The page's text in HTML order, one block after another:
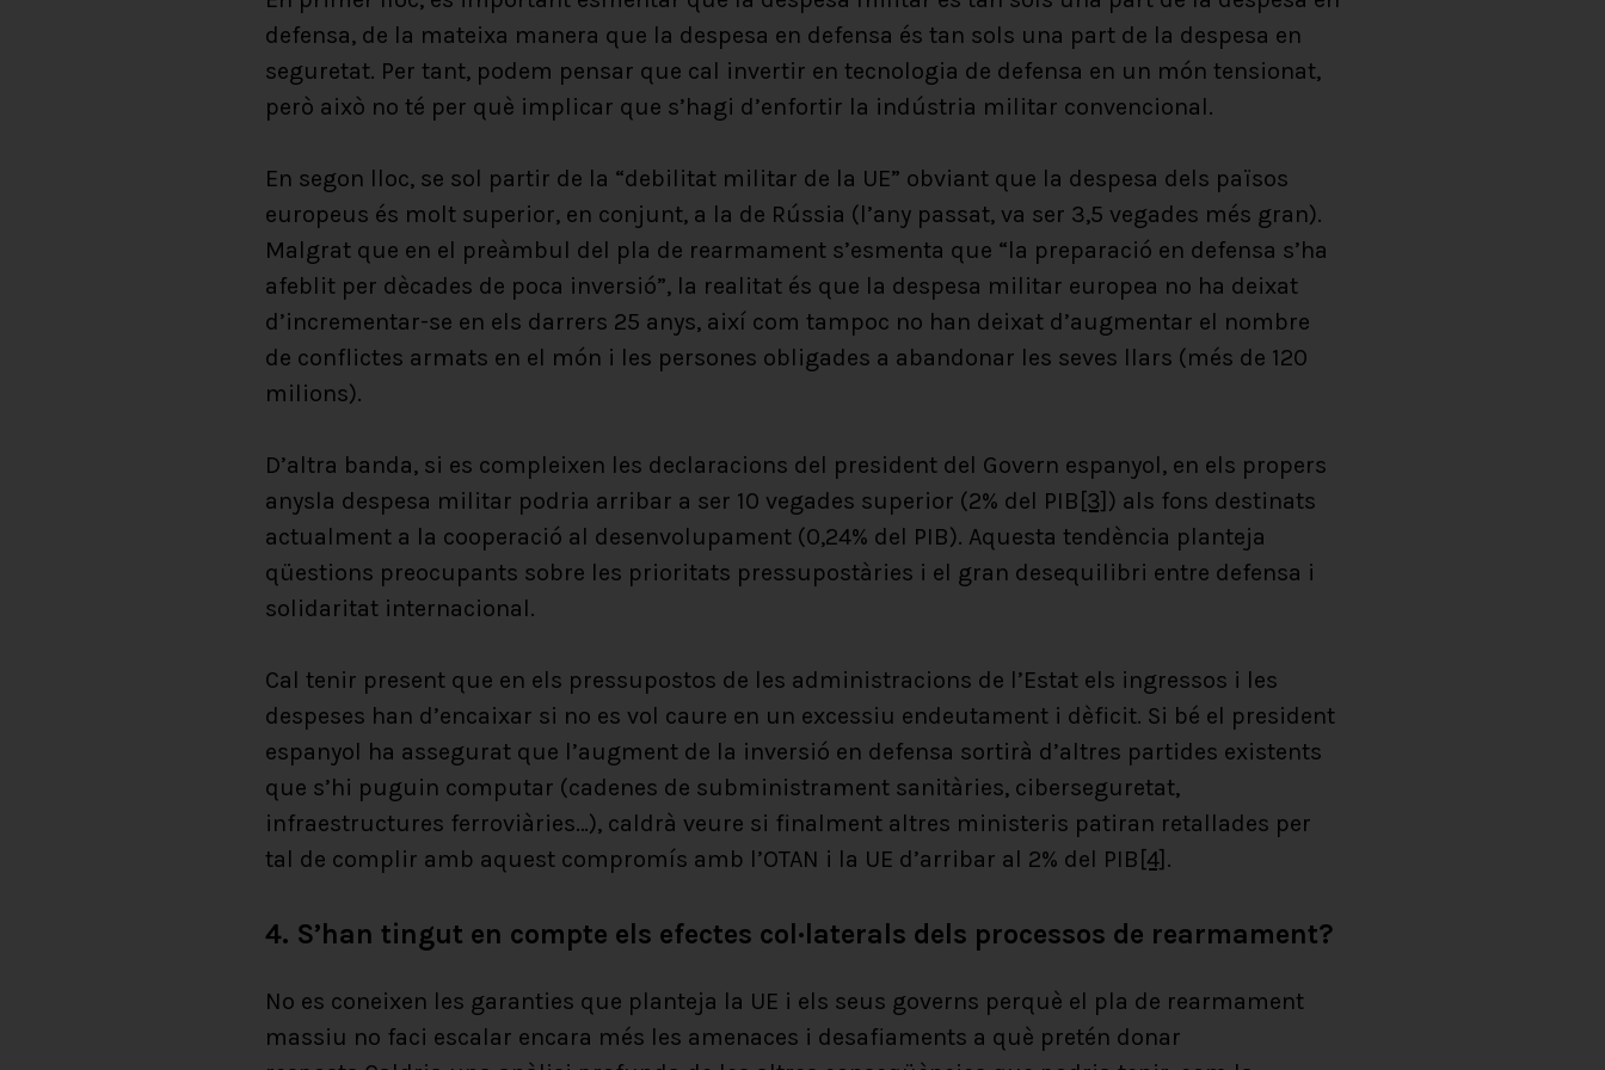
defensa, de la mateixa manera que la despesa en defensa és tan sols una part de la despesa en
seguretat. Per tant, podem pensar que cal invertir en tecnologia de defensa en un món tensionat,
però això no té per què implicar que s’hagi d’enfortir la indústria militar convencional.
En segon lloc, se sol partir de la “debilitat militar de la UE” obviant que la despesa dels països
europeus és molt superior, en conjunt, a la de Rússia (l’any passat, va ser 3,5 vegades més gran).
Malgrat que en el preàmbul del pla de rearmament s’esmenta que “la preparació en defensa s’ha
afeblit per dècades de poca inversió”, la realitat és que la despesa militar europea no ha deixat
d’incrementar-se en els darrers 25 anys, així com tampoc no han deixat d’augmentar el nombre
de conflictes armats en el món i les persones obligades a abandonar les seves llars (més de 120
milions).
D’altra banda, si es compleixen les declaracions del president del Govern espanyol, en els propers
anysla despesa militar podria arribar a ser 10 vegades superior (2% del PIB [3] ) als fons destinats
actualment a la cooperació al desenvolupament (0,24% del PIB). Aquesta tendència planteja
qüestions preocupants sobre les prioritats pressupostàries i el gran desequilibri entre defensa i
solidaritat internacional.
Cal tenir present que en els pressupostos de les administracions de l’Estat els ingressos i les
despeses han d’encaixar si no es vol caure en un excessiu endeutament i dèficit. Si bé el president
espanyol ha assegurat que l’augment de la inversió en defensa sortirà d’altres partides existents
que s’hi puguin computar (cadenes de subministrament sanitàries, ciberseguretat,
infraestructures ferroviàries…), caldrà veure si finalment altres ministeris patiran retallades per
tal de complir amb aquest compromís amb l’OTAN i la UE d’arribar al 2% del PIB [4] .
4. S’han tingut en compte els efectes col·laterals dels processos de rearmament?
No es coneixen les garanties que planteja la UE i els seus governs perquè el pla de rearmament
massiu no faci escalar encara més les amenaces i desafiaments a què pretén donar